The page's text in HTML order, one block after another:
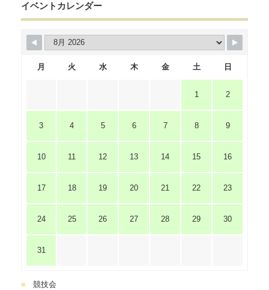
イベントカレンダー
月 火 水 木 金 土 日
1 2
3 4 5 6 7 8 9
10 11 12 13 14 15 16
17 18 19 20 21 22 23
24 25 26 27 28 29 30
31
■ 競技会